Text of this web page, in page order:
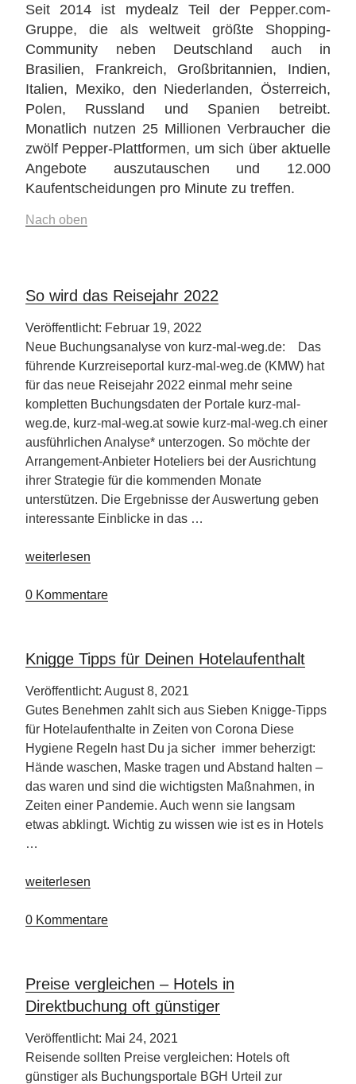
Seit 2014 ist mydealz Teil der Pepper.com-
Gruppe, die als weltweit größte Shopping-
Community neben Deutschland auch in
Brasilien, Frankreich, Großbritannien, Indien,
Italien, Mexiko, den Niederlanden, Österreich,
Polen, Russland und Spanien betreibt.
Monatlich nutzen 25 Millionen Verbraucher die
zwölf Pepper-Plattformen, um sich über aktuelle
Angebote auszutauschen und 12.000
Kaufentscheidungen pro Minute zu treffen.
Nach oben
So wird das Reisejahr 2022
Veröffentlicht: Februar 19, 2022
Neue Buchungsanalyse von kurz-mal-weg.de: Das
führende Kurzreiseportal kurz-mal-weg.de (KMW) hat
für das neue Reisejahr 2022 einmal mehr seine
kompletten Buchungsdaten der Portale kurz-mal-
weg.de, kurz-mal-weg.at sowie kurz-mal-weg.ch einer
ausführlichen Analyse* unterzogen. So möchte der
Arrangement-Anbieter Hoteliers bei der Ausrichtung
ihrer Strategie für die kommenden Monate
unterstützen. Die Ergebnisse der Auswertung geben
interessante Einblicke in das …
„So
das
weiterlesen
0 Kommentare
Knigge Tipps für Deinen Hotelaufenthalt
Veröffentlicht: August 8, 2021
Gutes Benehmen zahlt sich aus Sieben Knigge-Tipps
für Hotelaufenthalte in Zeiten von Corona Diese
Hygiene Regeln hast Du ja sicher immer beherzigt:
Hände waschen, Maske tragen und Abstand halten –
das waren und sind die wichtigsten Maßnahmen, in
Zeiten einer Pandemie. Auch wenn sie langsam
etwas abklingt. Wichtig zu wissen wie ist es in Hotels
…
„Knigge
für
weiterlesen
0 Kommentare
Preise vergleichen – Hotels in
Direktbuchung oft günstiger
Veröffentlicht: Mai 24, 2021
Reisende sollten Preise vergleichen: Hotels oft
günstiger als Buchungsportale BGH Urteil zur